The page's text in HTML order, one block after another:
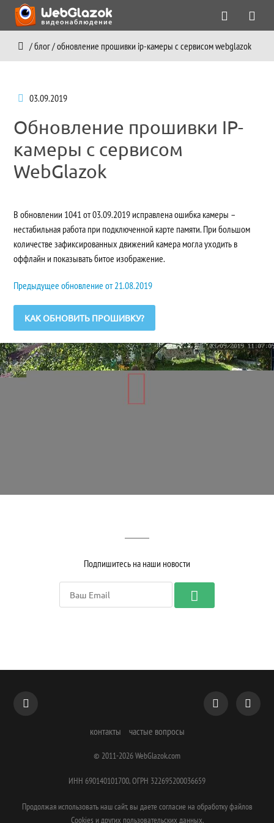
/блог/обновление прошивки ip-камеры с сервисом webglazok
03.09.2019
Обновление прошивки IP-
камеры с сервисом
WebGlazok
В обновлении 1041 от 03.09.2019 исправлена ошибка камеры –
нестабильная работа при подключенной карте памяти. При большом
количестве зафиксированных движений камера могла уходить в
оффлайн и показывать битое изображение.
Предыдущее обновление от 21.08.2019
КАК ОБНОВИТЬ ПРОШИВКУ?
Подпишитесь на наши новости
контакты частые вопросы
© 2011-2026WebGlazok.com
ИНН 690140101700, ОГРН 322695200036659
Продолжая использовать наш сайт, вы даете согласие на обработку файлов
Cookies и других пользовательских данных.